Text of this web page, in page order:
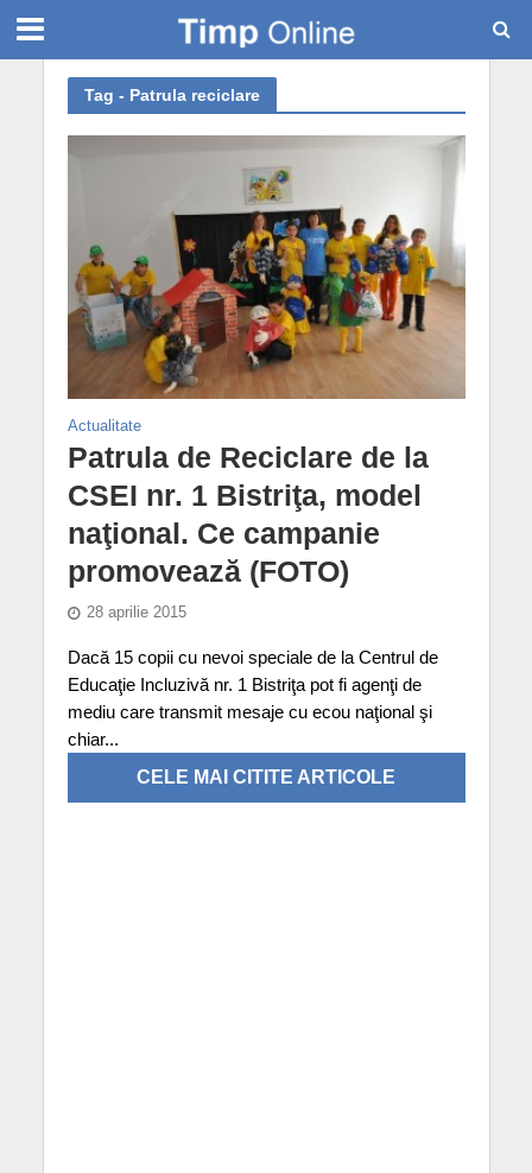
Tag - Patrula reciclare
Actualitate
Patrula de Reciclare de la
CSEI nr. 1 Bistriţa, model
naţional. Ce campanie
promovează (FOTO)
28 aprilie 2015
Dacă 15 copii cu nevoi speciale de la Centrul de
Educaţie Incluzivă nr. 1 Bistriţa pot fi agenţi de
mediu care transmit mesaje cu ecou naţional şi
chiar...
CELE MAI CITITE ARTICOLE